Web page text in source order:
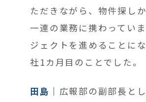
ただきながら、物件探しか
一連の業務に携わってい
ジェクトを進めることにな
社1カ月目 のことでした。
田島
広報部の副部長と